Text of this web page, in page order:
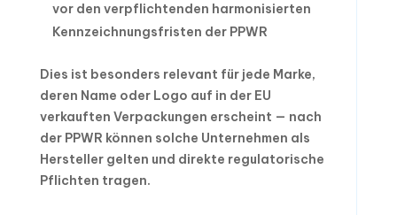
vor den verpflichtenden harmonisierten
Kennzeichnungsfristen der PPWR
Dies ist besonders relevant für jede Marke,
deren Name oder Logo auf in der EU
verkauften Verpackungen erscheint — nach
der PPWR können solche Unternehmen als
Hersteller gelten und direkte regulatorische
Pflichten tragen.